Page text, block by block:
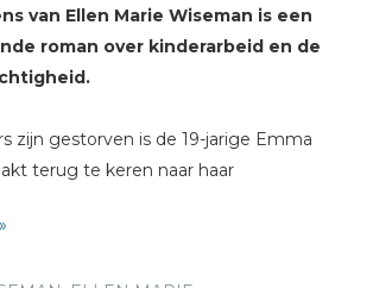
van Ellen Marie Wiseman is een
roman over kinderarbeid en de
zijn gestorven is de 19-jarige Emma
terug te keren naar haar
oom en tante en ze krijgt geen cent